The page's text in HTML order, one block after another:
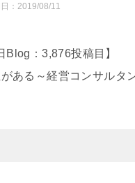
： 2019/08/11
Blog：3,876投稿目】
ある～経営コンサルタ